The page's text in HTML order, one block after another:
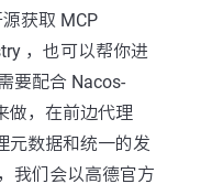
获取 MCP
，也可以帮你进
要配合 Nacos-
做，在前边代理
元数据和统一的发
我们会以高德官方